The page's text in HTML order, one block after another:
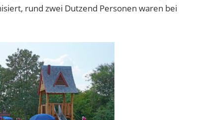
rund zwei Dutzend Personen waren bei